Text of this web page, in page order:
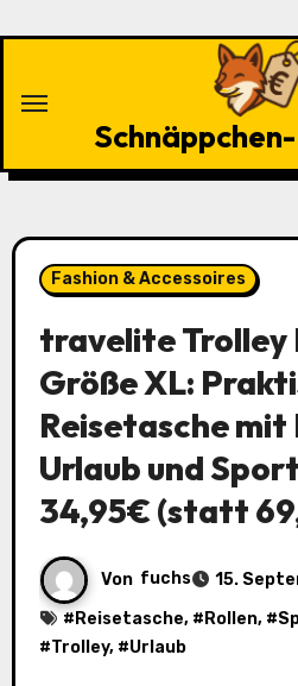
Fashion & Accessoires
travelite Trolley
Größe XL:
Reisetasche mit
Urlaub und
34,95€ (statt
Von fuchs
15.
# Reisetasche, # Rollen, #
#Trolley, #Urlaub